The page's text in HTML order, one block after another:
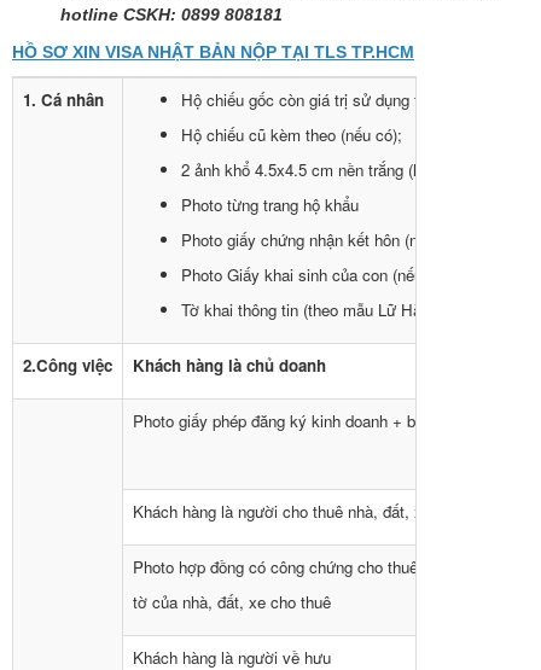
hotline CSKH: 0899 808181
HỒ SƠ XIN VISA NHẬT BẢN NỘP TẠI TLS TP.HCM
1. Cá nhân
Hộ chiếu gốc còn giá trị sử dụng trên 6 tháng
Hộ chiếu cũ kèm theo (nếu có);
2 ảnh khổ 4.5x4.5 cm nền trắng (hình chụp không
Photo từng trang hộ khẩu
Photo giấy chứng nhận kết hôn (nếu đã có gia
Photo Giấy khai sinh của con (nếu có con đi cùng)
Tờ khai thông tin (theo mẫu Lữ Hành Vietluxtour
2.Công việc Khách hàng là chủ doanh
Photo giấy phép đăng ký kinh doanh + biên lai nộp thuế
Khách hàng là người cho thuê nhà, đất, xe
Photo hợp đồng có công chứng cho thuê nhà, đất, xe,
tờ của nhà, đất, xe cho thuê
Khách hàng là người về hưu